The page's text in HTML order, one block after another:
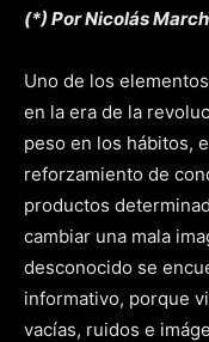
(*) Por Nicolás
Uno de los
en la era de la
peso en los hábitos,
reforzamiento de
productos
cambiar una mala
desconocido se
informativo, porque
vacías, ruidos e